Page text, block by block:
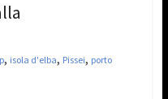
, isola d'elba, Pissei, porto